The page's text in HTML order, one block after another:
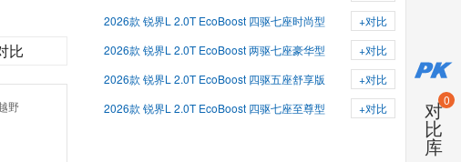
比
野
+对比
2026款 锐界L 2.0T EcoBoost 四驱七座时尚型
+对比
2026款 锐界L 2.0T EcoBoost 两驱七座豪华型
+对比
2026款 锐界L 2.0T EcoBoost 四驱五座舒享版
+对比
2026款 锐界L 2.0T EcoBoost 四驱七座至尊型 对
比
库
0